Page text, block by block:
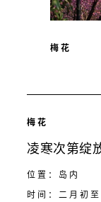
梅花
梅花
凌寒次第绽
位置：岛内
时间：二月初